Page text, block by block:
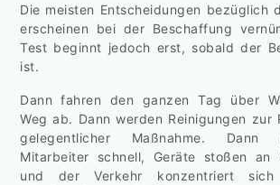
Die meisten Entscheidungen bezüglich
erscheinen bei der Beschaffung
Test beginnt jedoch erst, sobald der
ist.
Dann fahren den ganzen Tag über
Weg ab. Dann werden Reinigungen zur
gelegentlicher Maßnahme. Dann
Mitarbeiter schnell, Geräte stoßen an
und der Verkehr konzentriert sich